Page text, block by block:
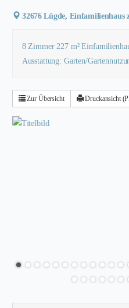
32676 Lügde, Einfamilienhaus
8 Zimmer 227 m²
Ausstattung: Garten/
Zur Übersicht Druckansicht